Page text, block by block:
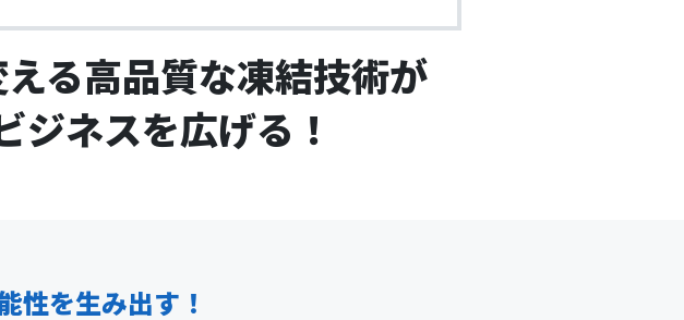
る高品質な凍結技術が
ジネスを広げる！
性を生み出す！